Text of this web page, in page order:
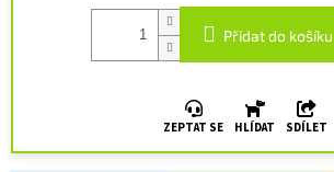
Přidat do košíku
ZEPTAT SE HLÍDAT SDÍLET